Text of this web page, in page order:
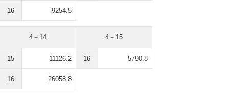
16 9254.5
4－14
15 11126.2
16 26058.8
4－15
16 5790.8